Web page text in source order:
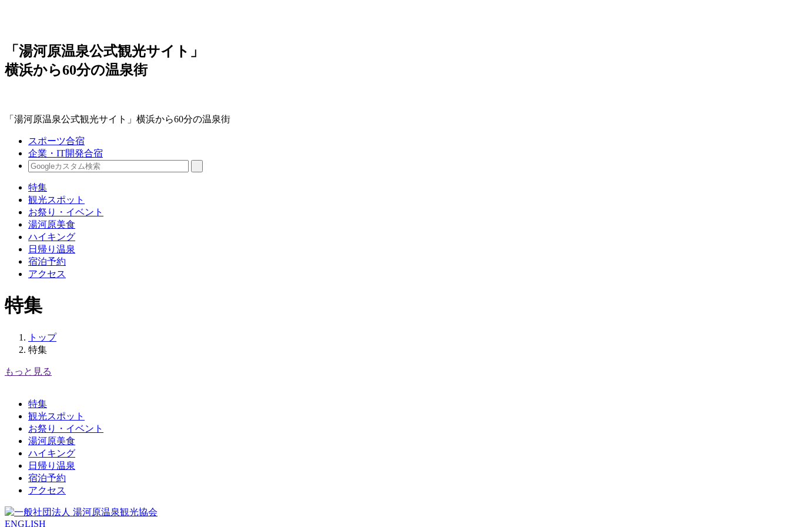
「湯河原温泉公式観光サイト」
横浜から60分の温泉街
「湯河原温泉公式観光サイト」横浜から60分の温泉街
スポーツ合宿
企業・IT開発合宿
特集
観光スポット
お祭り・イベント
湯河原美食
ハイキング
日帰り温泉
宿泊予約
アクセス
特集
トップ
特集
もっと見る
特集
観光スポット
お祭り・イベント
湯河原美食
ハイキング
日帰り温泉
宿泊予約
アクセス
ENGLISH